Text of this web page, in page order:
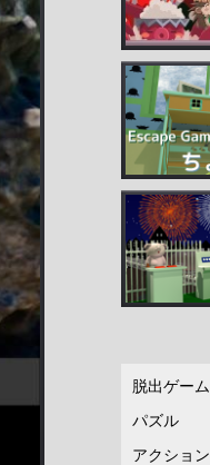
脱出ゲーム
パズル
アクション